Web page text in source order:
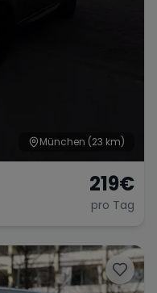
München (23 km)
219€
pro Tag